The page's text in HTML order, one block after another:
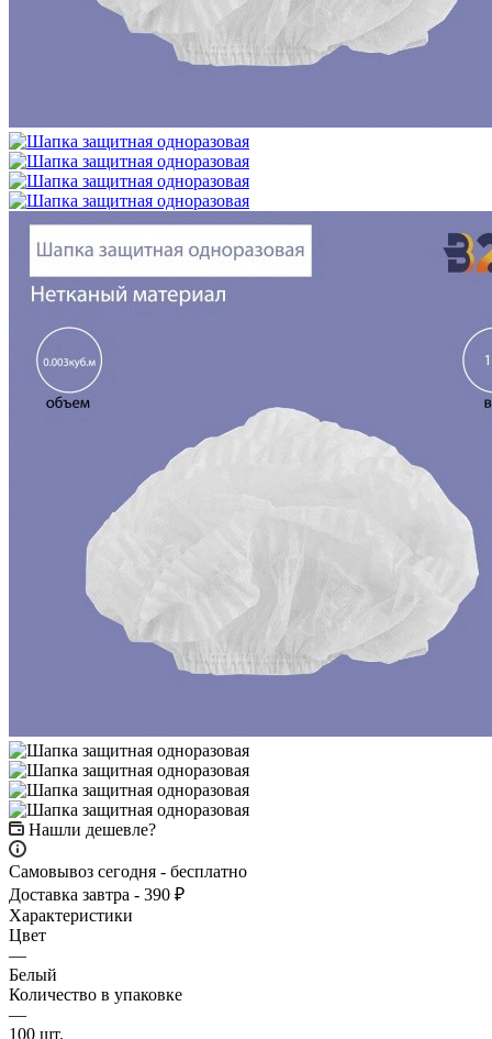
Нашли дешевле?
Самовывоз сегодня - бесплатно
Доставка завтра - 390 ₽
Характеристики
Цвет
—
Белый
Количество в упаковке
—
100 шт.